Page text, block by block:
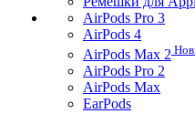
AirPods Pro 3
AirPods 4
AirPods Max 2
AirPods Pro 2
AirPods Max
EarPods